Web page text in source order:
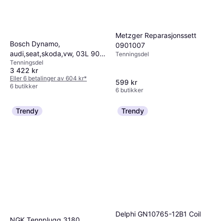
Bosch Dynamo,
audi,seat,skoda,vw, 03L 903
023 03L
Tenningsdel
3 422 kr
Eller 6 betalinger av 604 kr*
6 butikker
Metzger Reparasjonssett
0901007
Tenningsdel
599 kr
6 butikker
Trendy Trendy
Delphi GN10765-12B1 Coil